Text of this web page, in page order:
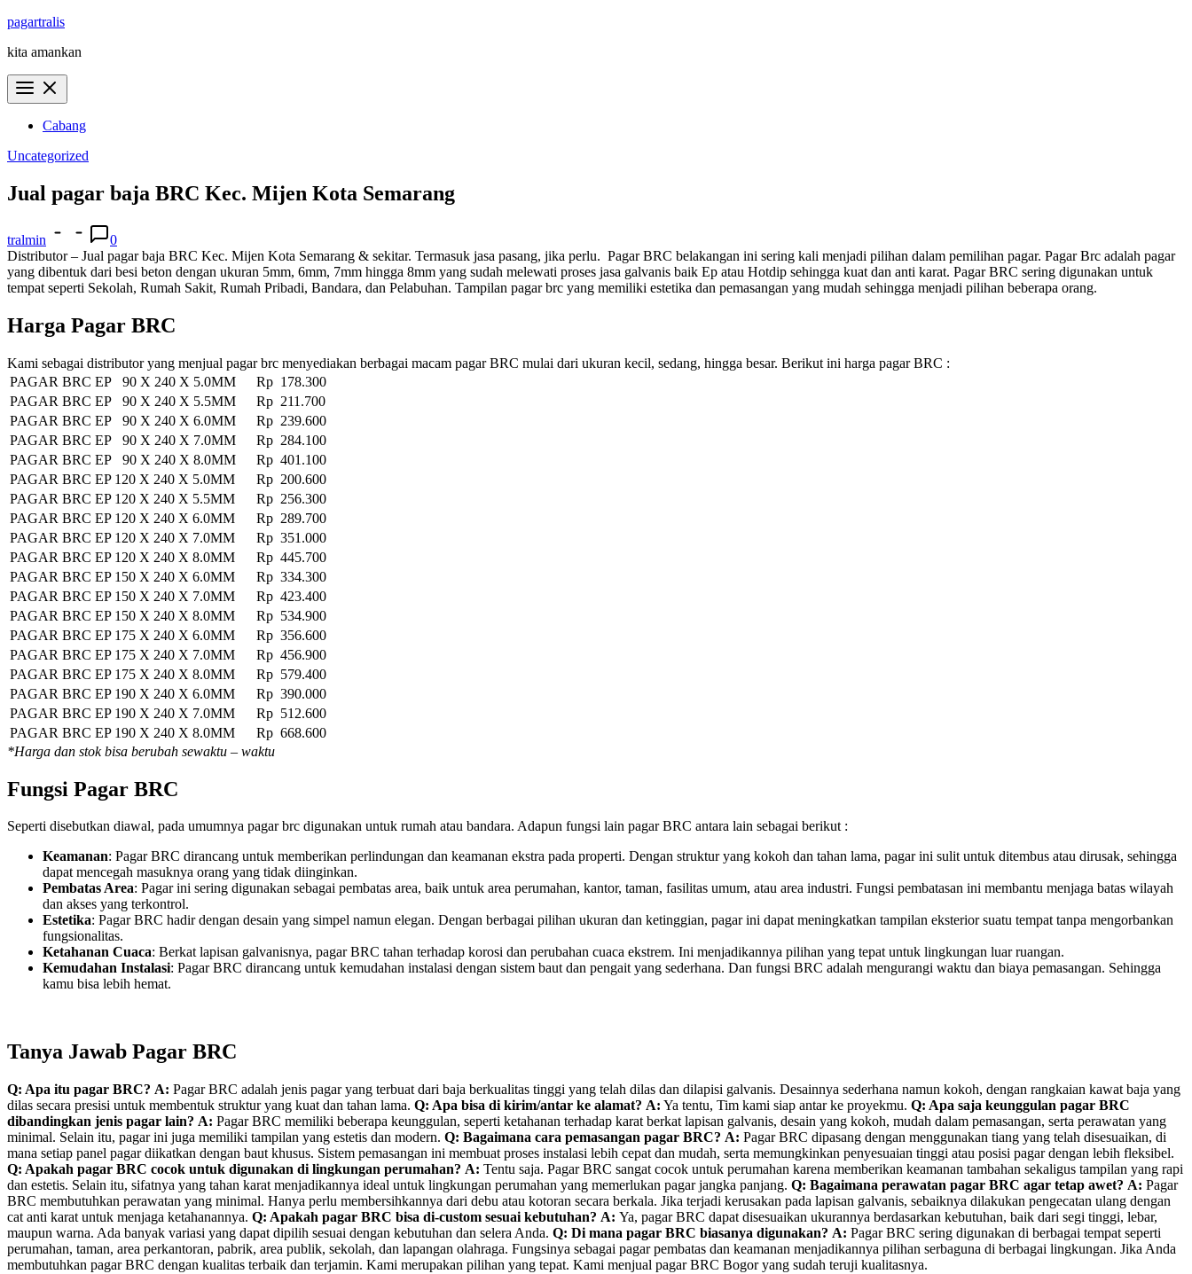
Skip
content
pagartralis
kita amankan
Cabang
Uncategorized
Jual pagar baja BRC Kec. Mijen Kota Semarang
tralmin
0
Distributor – Jual pagar baja BRC Kec. Mijen Kota Semarang & sekitar. Termasuk jasa pasang, jika perlu. Pagar BRC belakangan ini sering kali menjadi pilihan dalam pemilihan pagar. Pagar Brc adalah pagar
yang dibentuk dari besi beton dengan ukuran 5mm, 6mm, 7mm hingga 8mm yang sudah melewati proses jasa galvanis baik Ep atau Hotdip sehingga kuat dan anti karat. Pagar BRC sering digunakan untuk
tempat seperti Sekolah, Rumah Sakit, Rumah Pribadi, Bandara, dan Pelabuhan. Tampilan pagar brc yang memiliki estetika dan pemasangan yang mudah sehingga menjadi pilihan beberapa orang.
Harga Pagar BRC
Kami sebagai distributor yang menjual pagar brc menyediakan berbagai macam pagar BRC mulai dari ukuran kecil, sedang, hingga besar. Berikut ini harga pagar BRC :
PAGAR BRC EP 90 X 240 X 5.0MM
Rp 178.300
PAGAR BRC EP 90 X 240 X 5.5MM
Rp 211.700
PAGAR BRC EP 90 X 240 X 6.0MM
Rp 239.600
PAGAR BRC EP 90 X 240 X 7.0MM
Rp 284.100
PAGAR BRC EP 90 X 240 X 8.0MM
Rp 401.100
PAGAR BRC EP 120 X 240 X 5.0MM
Rp 200.600
PAGAR BRC EP 120 X 240 X 5.5MM
Rp 256.300
PAGAR BRC EP 120 X 240 X 6.0MM
Rp 289.700
PAGAR BRC EP 120 X 240 X 7.0MM
Rp 351.000
PAGAR BRC EP 120 X 240 X 8.0MM
Rp 445.700
PAGAR BRC EP 150 X 240 X 6.0MM
Rp 334.300
PAGAR BRC EP 150 X 240 X 7.0MM
Rp 423.400
PAGAR BRC EP 150 X 240 X 8.0MM
Rp 534.900
PAGAR BRC EP 175 X 240 X 6.0MM
Rp 356.600
PAGAR BRC EP 175 X 240 X 7.0MM
Rp 456.900
PAGAR BRC EP 175 X 240 X 8.0MM
Rp 579.400
PAGAR BRC EP 190 X 240 X 6.0MM
Rp 390.000
PAGAR BRC EP 190 X 240 X 7.0MM
Rp 512.600
PAGAR BRC EP 190 X 240 X 8.0MM
Rp 668.600
*Harga dan stok bisa berubah sewaktu – waktu
Fungsi Pagar BRC
Seperti disebutkan diawal, pada umumnya pagar brc digunakan untuk rumah atau bandara. Adapun fungsi lain pagar BRC antara lain sebagai berikut :
Keamanan: Pagar BRC dirancang untuk memberikan perlindungan dan keamanan ekstra pada properti. Dengan struktur yang kokoh dan tahan lama, pagar ini sulit untuk ditembus atau dirusak, sehingga
dapat mencegah masuknya orang yang tidak diinginkan.
Pembatas Area: Pagar ini sering digunakan sebagai pembatas area, baik untuk area perumahan, kantor, taman, fasilitas umum, atau area industri. Fungsi pembatasan ini membantu menjaga batas wilayah
dan akses yang terkontrol.
Estetika: Pagar BRC hadir dengan desain yang simpel namun elegan. Dengan berbagai pilihan ukuran dan ketinggian, pagar ini dapat meningkatkan tampilan eksterior suatu tempat tanpa mengorbankan
fungsionalitas.
Ketahanan Cuaca: Berkat lapisan galvanisnya, pagar BRC tahan terhadap korosi dan perubahan cuaca ekstrem. Ini menjadikannya pilihan yang tepat untuk lingkungan luar ruangan.
Kemudahan Instalasi: Pagar BRC dirancang untuk kemudahan instalasi dengan sistem baut dan pengait yang sederhana. Dan fungsi BRC adalah mengurangi waktu dan biaya pemasangan. Sehingga
kamu bisa lebih hemat.
Tanya Jawab Pagar BRC
Q: Apa itu pagar BRC? A: Pagar BRC adalah jenis pagar yang terbuat dari baja berkualitas tinggi yang telah dilas dan dilapisi galvanis. Desainnya sederhana namun kokoh, dengan rangkaian kawat baja yang
dilas secara presisi untuk membentuk struktur yang kuat dan tahan lama. Q: Apa bisa di kirim/antar ke alamat? A: Ya tentu, Tim kami siap antar ke proyekmu. Q: Apa saja keunggulan pagar BRC
dibandingkan jenis pagar lain? A: Pagar BRC memiliki beberapa keunggulan, seperti ketahanan terhadap karat berkat lapisan galvanis, desain yang kokoh, mudah dalam pemasangan, serta perawatan yang
minimal. Selain itu, pagar ini juga memiliki tampilan yang estetis dan modern. Q: Bagaimana cara pemasangan pagar BRC? A: Pagar BRC dipasang dengan menggunakan tiang yang telah disesuaikan, di
mana setiap panel pagar diikatkan dengan baut khusus. Sistem pemasangan ini membuat proses instalasi lebih cepat dan mudah, serta memungkinkan penyesuaian tinggi atau posisi pagar dengan lebih fleksibel.
Q: Apakah pagar BRC cocok untuk digunakan di lingkungan perumahan? A: Tentu saja. Pagar BRC sangat cocok untuk perumahan karena memberikan keamanan tambahan sekaligus tampilan yang rapi
dan estetis. Selain itu, sifatnya yang tahan karat menjadikannya ideal untuk lingkungan perumahan yang memerlukan pagar jangka panjang. Q: Bagaimana perawatan pagar BRC agar tetap awet? A: Pagar
BRC membutuhkan perawatan yang minimal. Hanya perlu membersihkannya dari debu atau kotoran secara berkala. Jika terjadi kerusakan pada lapisan galvanis, sebaiknya dilakukan pengecatan ulang dengan
cat anti karat untuk menjaga ketahanannya. Q: Apakah pagar BRC bisa di-custom sesuai kebutuhan? A: Ya, pagar BRC dapat disesuaikan ukurannya berdasarkan kebutuhan, baik dari segi tinggi, lebar,
maupun warna. Ada banyak variasi yang dapat dipilih sesuai dengan kebutuhan dan selera Anda. Q: Di mana pagar BRC biasanya digunakan? A: Pagar BRC sering digunakan di berbagai tempat seperti
perumahan, taman, area perkantoran, pabrik, area publik, sekolah, dan lapangan olahraga. Fungsinya sebagai pagar pembatas dan keamanan menjadikannya pilihan serbaguna di berbagai lingkungan. Jika Anda
membutuhkan pagar BRC dengan kualitas terbaik dan terjamin. Kami merupakan pilihan yang tepat. Kami menjual pagar BRC Bogor yang sudah teruji kualitasnya.